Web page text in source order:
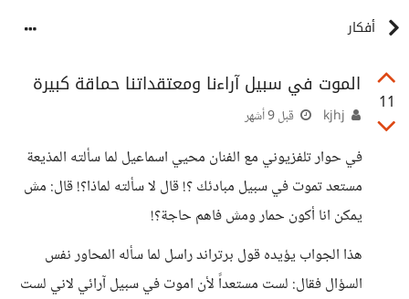
أفكار
11
الموت في سبيل آراءنا ومعتقداتنا حماقة كبيرة
قبل 9 أشهر
في حوار تلفزيوني مع الفنان محيي اسماعيل لما سألته المذيعة
مستعد تموت في سبيل مبادئك ؟! قال لا سألته لماذا؟! قال: مش
يمكن انا أكون حمار ومش فاهم حاجة؟!
هذا الجواب يؤيده قول برتراند راسل لما سأله المحاور نفس
السؤال فقال: لست مستعداً لأن اموت في سبيل آرائي لاني لست